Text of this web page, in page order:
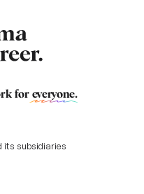
for everyone.
its subsidiaries